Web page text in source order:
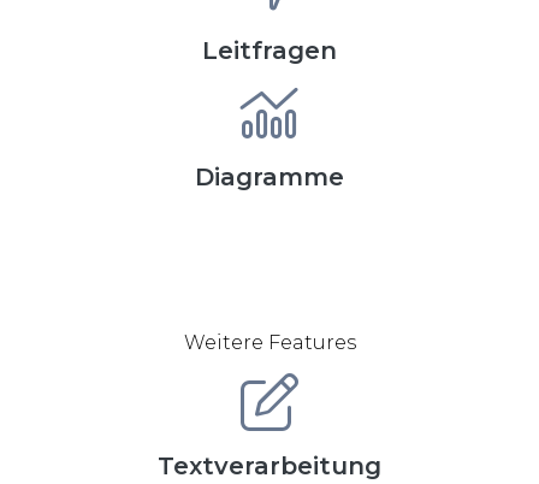
Leitfragen
Diagramme
Weitere Features
Textverarbeitung